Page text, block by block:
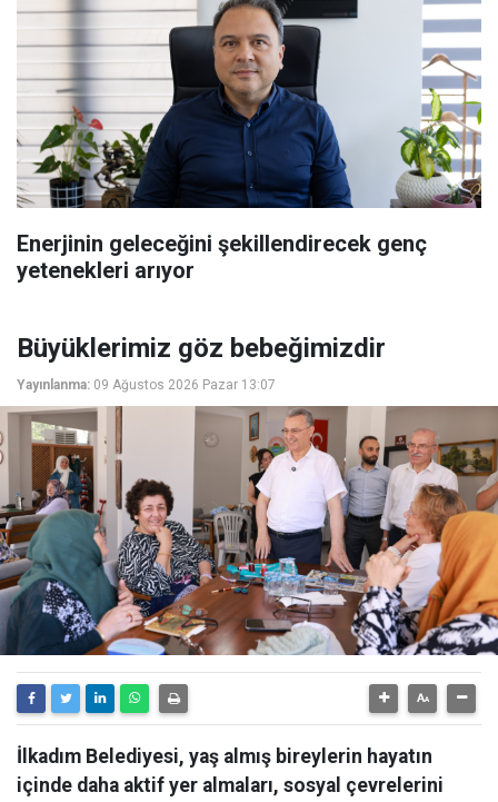
Enerjinin geleceğini şekillendirecek genç
yetenekleri arıyor
Büyüklerimiz göz bebeğimizdir
Yayınlanma: 09 Ağustos 2026 Pazar 13:07
İlkadım Belediyesi, yaş almış bireylerin hayatın
içinde daha aktif yer almaları, sosyal çevrelerini